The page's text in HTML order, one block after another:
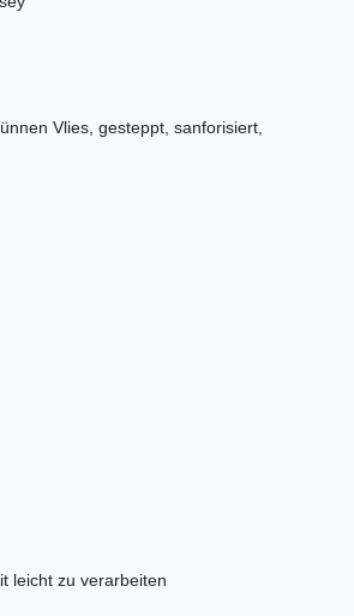
Vlies, gesteppt, sanforisiert,
leicht zu verarbeiten